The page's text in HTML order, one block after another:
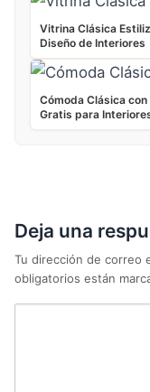
Vitrina Clásica
Diseño de Interiores
Cómoda Clásica
Gratis para
Deja una
Tu dirección de correo
obligatorios están